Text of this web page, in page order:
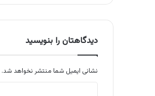
دیدگاهتان را بنویسید
نشانی ایمیل شما منتشر نخواهد شد.